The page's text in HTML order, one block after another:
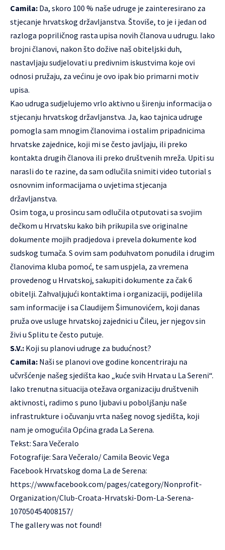
Camila: Da, skoro 100 % naše udruge je zainteresirano za
stjecanje hrvatskog državljanstva. Štoviše, to je i jedan od
razloga popriličnog rasta upisa novih članova u udrugu. Iako
brojni članovi, nakon što dožive naš obiteljski duh,
nastavljaju sudjelovati u predivnim iskustvima koje ovi
odnosi pružaju, za većinu je ovo ipak bio primarni motiv
upisa.
Kao udruga sudjelujemo vrlo aktivno u širenju informacija o
stjecanju hrvatskog državljanstva. Ja, kao tajnica udruge
pomogla sam mnogim članovima i ostalim pripadnicima
hrvatske zajednice, koji mi se često javljaju, ili preko
kontakta drugih članova ili preko društvenih mreža. Upiti su
narasli do te razine, da sam odlučila snimiti video tutorial s
osnovnim informacijama o uvjetima stjecanja
državljanstva.
Osim toga, u prosincu sam odlučila otputovati sa svojim
dečkom u Hrvatsku kako bih prikupila sve originalne
dokumente mojih pradjedova i prevela dokumente kod
sudskog tumača. S ovim sam poduhvatom ponudila i drugim
članovima kluba pomoć, te sam uspjela, za vremena
provedenog u Hrvatskoj, sakupiti dokumente za čak 6
obitelji. Zahvaljujući kontaktima i organizaciji, podijelila
sam informacije i sa Claudijem Šimunovićem, koji danas
pruža ove usluge hrvatskoj zajednici u Čileu, jer njegov sin
živi u Splitu te često putuje.
S.V.: Koji su planovi udruge za budućnost?
Camila: Naši se planovi ove godine koncentriraju na
učvršćenje našeg sjedišta kao „kuće svih Hrvata u La Sereni“.
Iako trenutna situacija otežava organizaciju društvenih
aktivnosti, radimo s puno ljubavi u poboljšanju naše
infrastrukture i očuvanju vrta našeg novog sjedišta, koji
nam je omogućila Općina grada La Serena.
Tekst: Sara Večeralo
Fotografije: Sara Večeralo/ Camila Beovic Vega
Facebook Hrvatskog doma La de Serena:
https://www.facebook.com/pages/category/Nonprofit-
Organization/Club-Croata-Hrvatski-Dom-La-Serena-
107050454008157/
The gallery was not found!